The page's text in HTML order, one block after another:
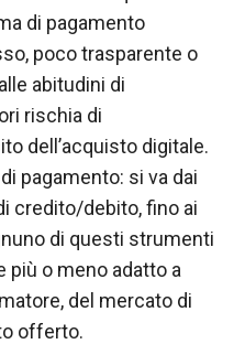
di pagamento
poco trasparente o
abitudini di
rischia di
dell’acquisto digitale.
pagamento: si va dai
credito/debito, fino ai
di questi strumenti
più o meno adatto a
del mercato di
offerto.